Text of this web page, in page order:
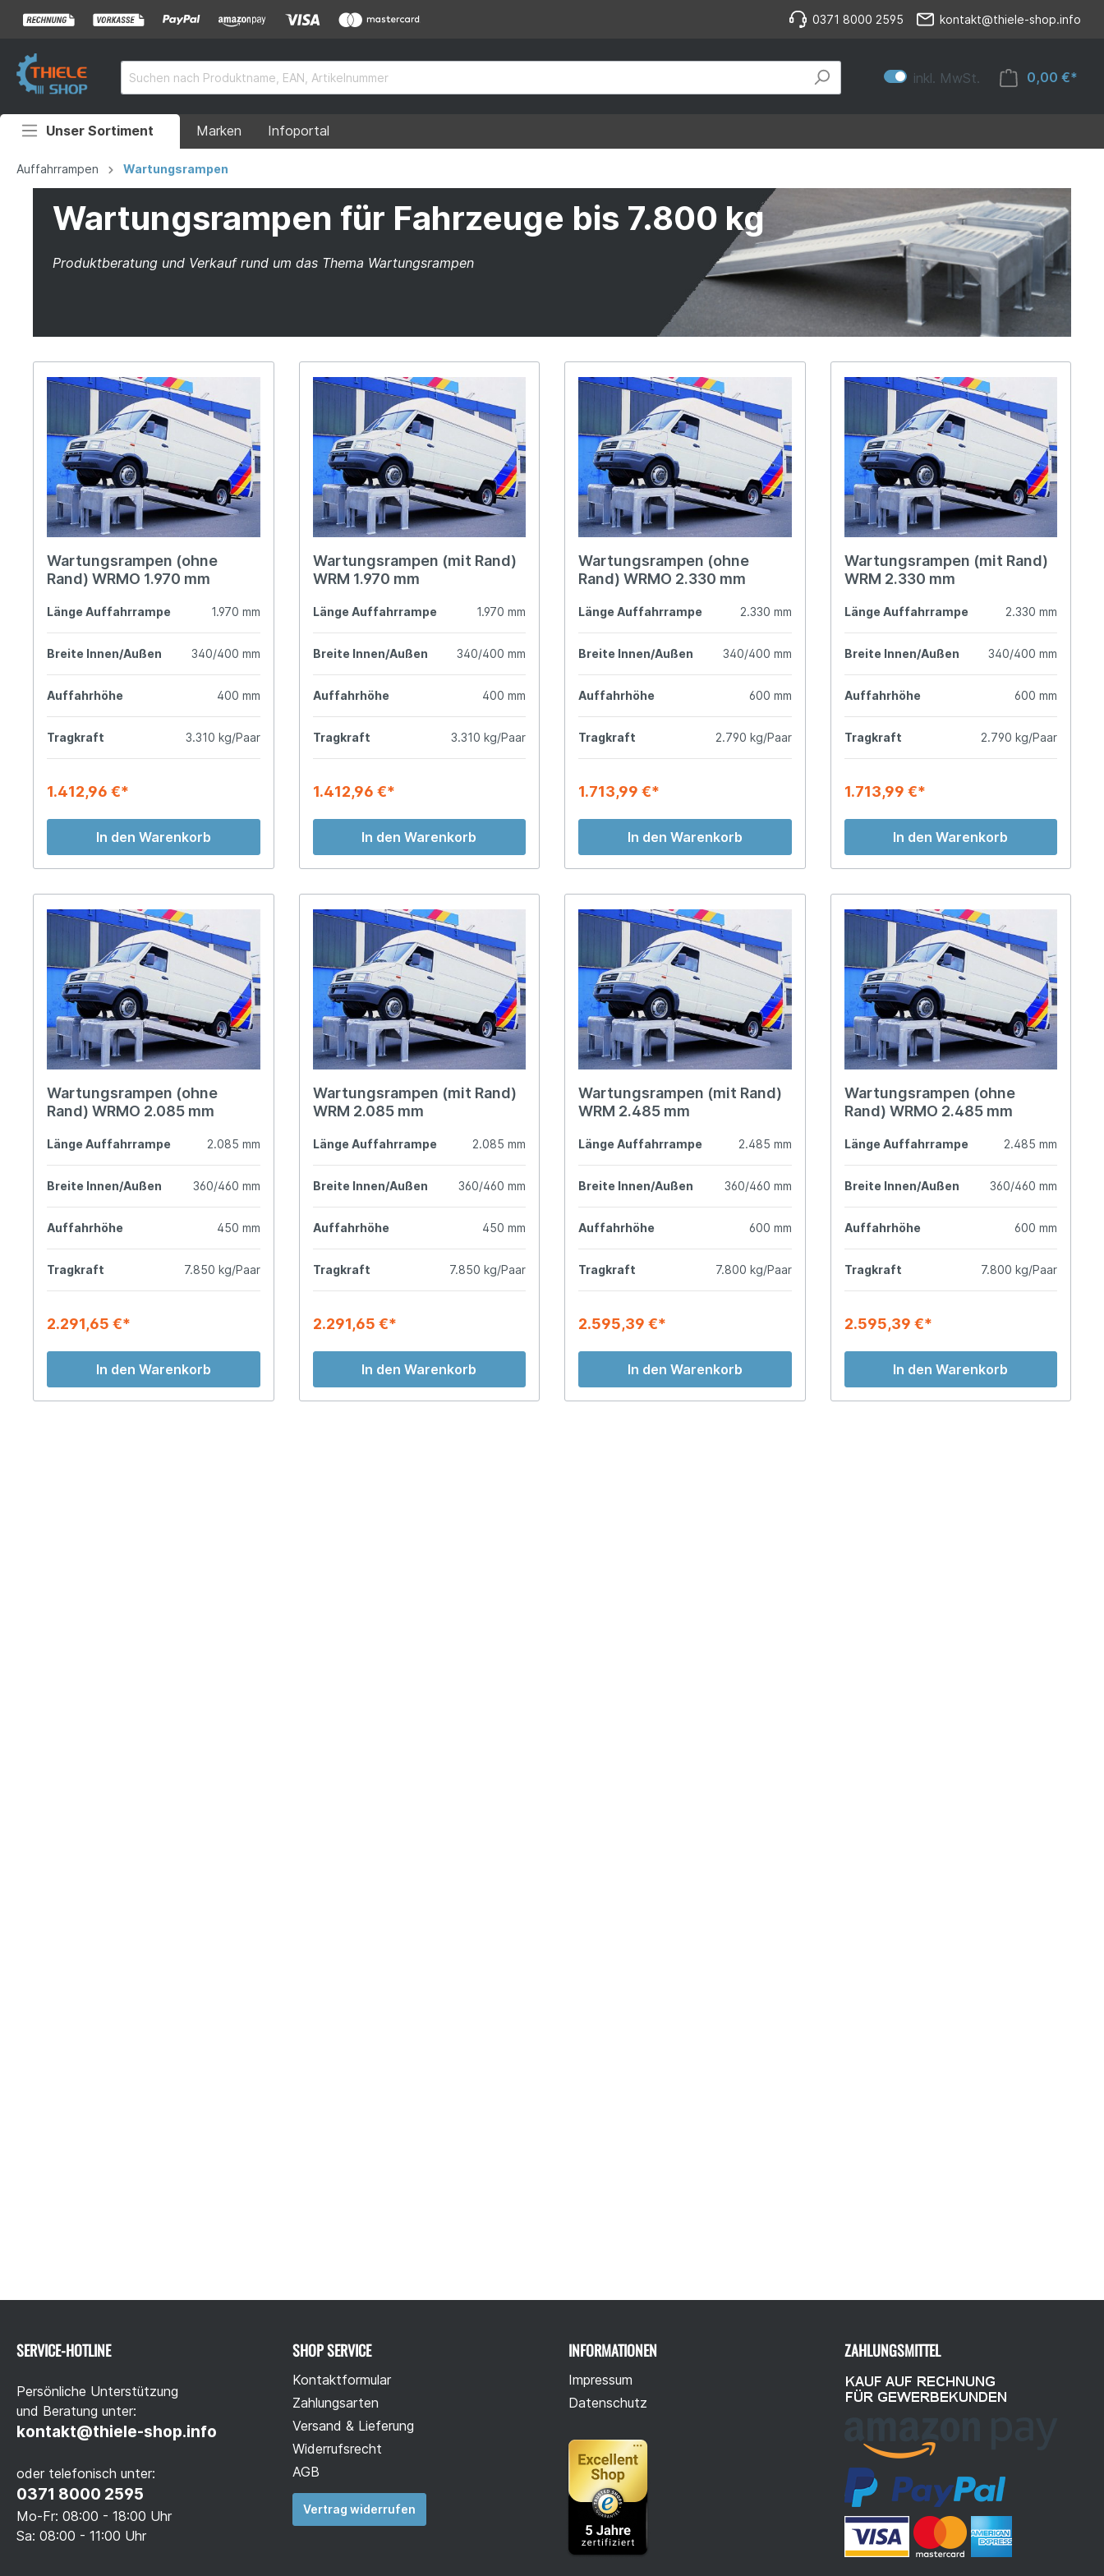
0371 8000 2595 kontakt@thiele-shop.info
inkl. MwSt. 0,00 €*
Unser Sortiment Marken Infoportal
Auffahrrampen
Rollstuhlrampen
Überladebrücken
Absperrtechnik
Lagertechnik
Hubgeräte
Lkw-Enteisung
Auffahrrampen Wartungsrampen
Wartungsrampen für Fahrzeuge bis 7.800 kg
Produktberatung und Verkauf rund um das Thema Wartungsrampen
Wartungsrampen (ohne
Rand) WRMO 1.970 mm
Länge Auffahrrampe 1.970 mm
Breite Innen/Außen 340/400 mm
Auffahrhöhe 400 mm
Tragkraft 3.310 kg/Paar
1.412,96 €*
In den Warenkorb
Wartungsrampen (mit Rand)
WRM 1.970 mm
Länge Auffahrrampe 1.970 mm
Breite Innen/Außen 340/400 mm
Auffahrhöhe 400 mm
Tragkraft 3.310 kg/Paar
1.412,96 €*
In den Warenkorb
Wartungsrampen (ohne
Rand) WRMO 2.330 mm
Länge Auffahrrampe 2.330 mm
Breite Innen/Außen 340/400 mm
Auffahrhöhe 600 mm
Tragkraft 2.790 kg/Paar
1.713,99 €*
In den Warenkorb
Wartungsrampen (mit Rand)
WRM 2.330 mm
Länge Auffahrrampe 2.330 mm
Breite Innen/Außen 340/400 mm
Auffahrhöhe 600 mm
Tragkraft 2.790 kg/Paar
1.713,99 €*
In den Warenkorb
Wartungsrampen (ohne
Rand) WRMO 2.085 mm
Länge Auffahrrampe 2.085 mm
Breite Innen/Außen 360/460 mm
Auffahrhöhe 450 mm
Tragkraft 7.850 kg/Paar
2.291,65 €*
In den Warenkorb
Wartungsrampen (mit Rand)
WRM 2.085 mm
Länge Auffahrrampe 2.085 mm
Breite Innen/Außen 360/460 mm
Auffahrhöhe 450 mm
Tragkraft 7.850 kg/Paar
2.291,65 €*
In den Warenkorb
Wartungsrampen (mit Rand)
WRM 2.485 mm
Länge Auffahrrampe 2.485 mm
Breite Innen/Außen 360/460 mm
Auffahrhöhe 600 mm
Tragkraft 7.800 kg/Paar
2.595,39 €*
In den Warenkorb
Wartungsrampen (ohne
Rand) WRMO 2.485 mm
Länge Auffahrrampe 2.485 mm
Breite Innen/Außen 360/460 mm
Auffahrhöhe 600 mm
Tragkraft 7.800 kg/Paar
2.595,39 €*
In den Warenkorb
SERVICE-HOTLINE
Persönliche Unterstützung
und Beratung unter:
kontakt@thiele-shop.info
oder telefonisch unter:
0371 8000 2595
Mo-Fr: 08:00 - 18:00 Uhr
Sa: 08:00 - 11:00 Uhr
SHOP SERVICE
Kontaktformular
Zahlungsarten
Versand & Lieferung
Widerrufsrecht
AGB
Vertrag widerrufen
INFORMATIONEN
Impressum
Datenschutz
ZAHLUNGSMITTEL